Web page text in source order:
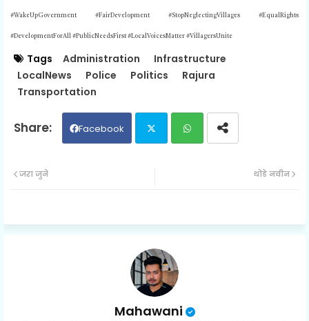
#WakeUpGovernment #FairDevelopment #StopNeglectingVillages #EqualRights
#DevelopmentForAll #PublicNeedsFirst #LocalVoicesMatter #VillagersUnite
Tags Administration
Infrastructure
LocalNews
Police Politics
Rajura
Transportation
Facebook
ap
थोडे नवीन
जरा जुने
Mahawani